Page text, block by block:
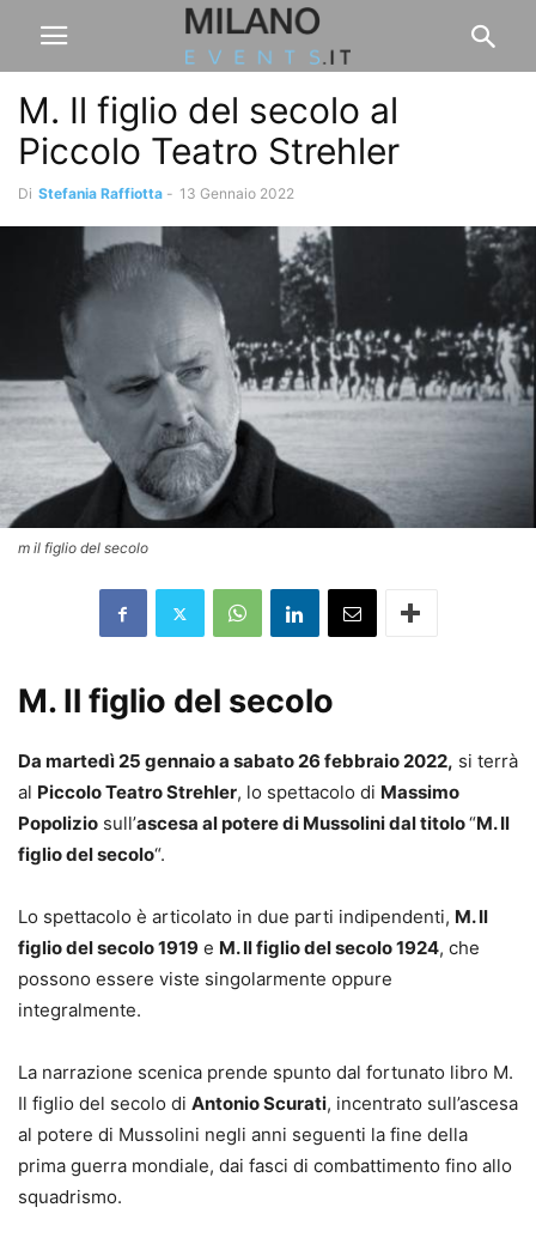
M. Il figlio del secolo al
Piccolo Teatro Strehler
Di Stefania Raffiotta - 13 Gennaio 2022
m il figlio del secolo
M. Il figlio del secolo
Da martedì 25 gennaio a sabato 26 febbraio 2022, si terrà
al Piccolo Teatro Strehler, lo spettacolo di Massimo
Popolizio sull’ascesa al potere di Mussolini dal titolo“M. Il
figlio del secolo“.
Lo spettacolo è articolato in due parti indipendenti, M. Il
figlio del secolo 1919 e M. Il figlio del secolo 1924, che
possono essere viste singolarmente oppure
integralmente.
La narrazione scenica prende spunto dal fortunato libro M.
Il figlio del secolo di Antonio Scurati, incentrato sull’ascesa
al potere di Mussolini negli anni seguenti la fine della
prima guerra mondiale, dai fasci di combattimento fino allo
squadrismo.